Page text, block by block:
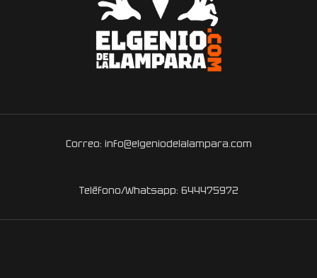
Correo: info@elgeniodelalampara.com
Teléfono/Whatsapp: 644475972